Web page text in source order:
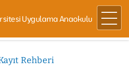
Uygulama Anaokulu
Rehberi